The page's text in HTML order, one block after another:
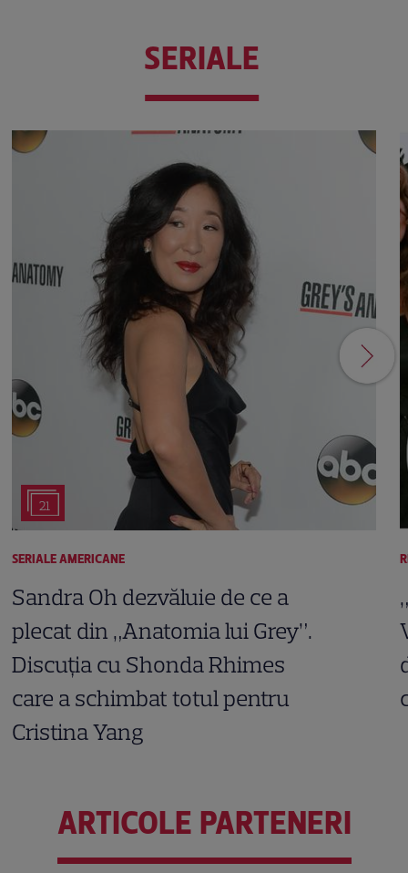
SERIALE
21
SERIALE AMERICANE
Sandra Oh dezvăluie de ce a
plecat din „Anatomia lui Grey”.
Discuția cu Shonda Rhimes
care a schimbat totul pentru
Cristina Yang
ARTICOLE PARTENERI